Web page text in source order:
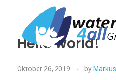
Hello world!
Oktober 26, 2019 by